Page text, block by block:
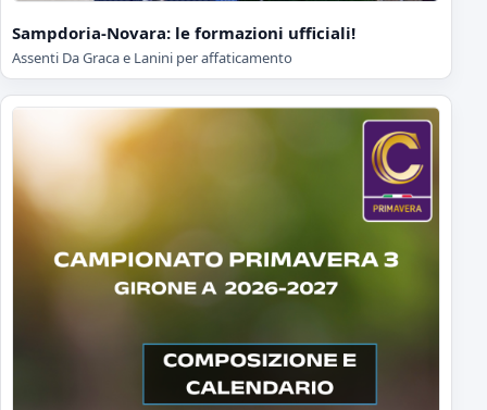
Sampdoria-Novara: le formazioni ufficiali!
Assenti Da Graca e Lanini per affaticamento